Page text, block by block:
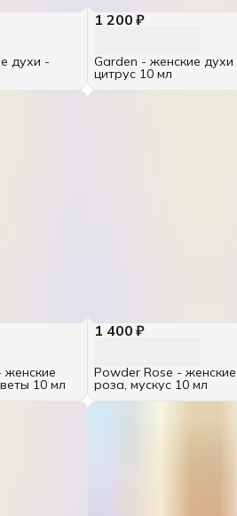
духи -
1 200 ₽
Garden - женские
цитрус 10 мл
женские
10 мл
1 400 ₽
Powder Rose -
роза, мускус 10 мл